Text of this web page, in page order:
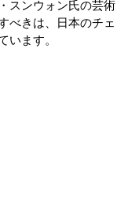
スンウォン氏の芸術
べきは、日本のチェ
います。